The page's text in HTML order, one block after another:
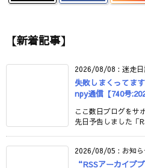
【新着記事】
2026/08/08 : 迷走
失敗しまくってま
npy通信【740号
ここ数日ブログをサ
先日予告しました「
2026/08/05 : お知ら
“RSSアーカイブ